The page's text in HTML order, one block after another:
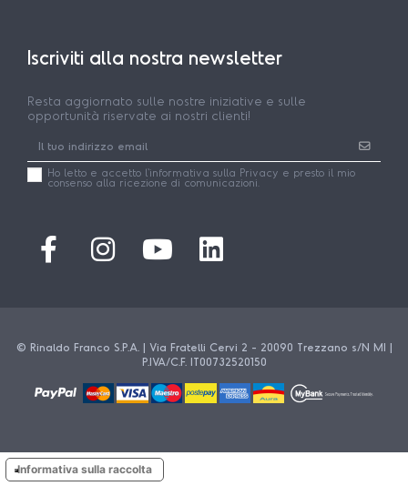
Iscriviti alla nostra newsletter
Resta aggiornato sulle nostre iniziative e sulle
opportunità riservate ai nostri clienti!
Ho letto e accetto l'informativa sulla Privacy e presto il mio
consenso alla ricezione di comunicazioni.
© Rinaldo Franco S.P.A. | Via Fratelli Cervi 2 - 20090 Trezzano s/N MI |
P.IVA/C.F. IT00732520150
Informativa sulla raccolta